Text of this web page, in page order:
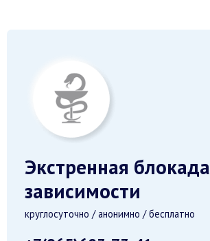
Экстренная блокада
зависимости
круглосуточно / анонимно / бесплатно